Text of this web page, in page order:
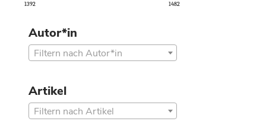
1392 1482
Autor*in
Filtern nach Autor*in
Artikel
Filtern nach Artikel